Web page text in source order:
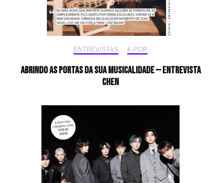
ENTREVISTAS , K-POP
Abrindo as portas da sua musicalidade — Entrevista
CHEN